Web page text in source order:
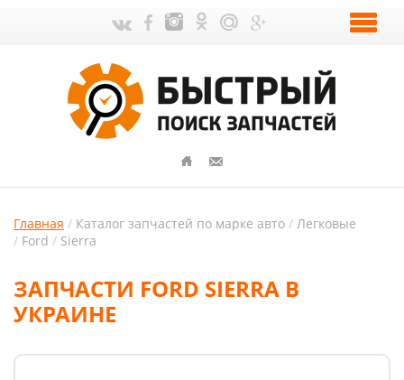
Главная Каталог запчастей по марке авто
Легковые
Ford
Sierra
ЗАПЧАСТИ FORD SIERRA В
УКРАИНЕ